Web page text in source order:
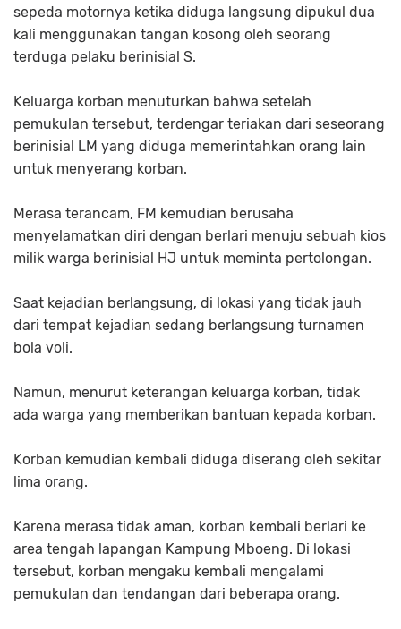
sepeda motornya ketika diduga langsung dipukul dua
kali menggunakan tangan kosong oleh seorang
terduga pelaku berinisial S.
Keluarga korban menuturkan bahwa setelah
pemukulan tersebut, terdengar teriakan dari seseorang
berinisial LM yang diduga memerintahkan orang lain
untuk menyerang korban.
Merasa terancam, FM kemudian berusaha
menyelamatkan diri dengan berlari menuju sebuah kios
milik warga berinisial HJ untuk meminta pertolongan.
Saat kejadian berlangsung, di lokasi yang tidak jauh
dari tempat kejadian sedang berlangsung turnamen
bola voli.
Namun, menurut keterangan keluarga korban, tidak
ada warga yang memberikan bantuan kepada korban.
Korban kemudian kembali diduga diserang oleh sekitar
lima orang.
Karena merasa tidak aman, korban kembali berlari ke
area tengah lapangan Kampung Mboeng. Di lokasi
tersebut, korban mengaku kembali mengalami
pemukulan dan tendangan dari beberapa orang.